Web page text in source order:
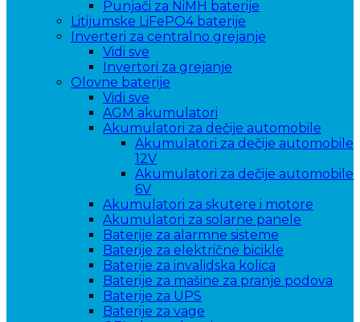
Punjači za NiMH baterije
Litijumske LiFePO4 baterije
Inverteri za centralno grejanje
Vidi sve
Invertori za grejanje
Olovne baterije
Vidi sve
AGM akumulatori
Akumulatori za dečije automobile
Akumulatori za dečije automobile
12V
Akumulatori za dečije automobile
6V
Akumulatori za skutere i motore
Akumulatori za solarne panele
Baterije za alarmne sisteme
Baterije za električne bicikle
Baterije za invalidska kolica
Baterije za mašine za pranje podova
Baterije za UPS
Baterije za vage